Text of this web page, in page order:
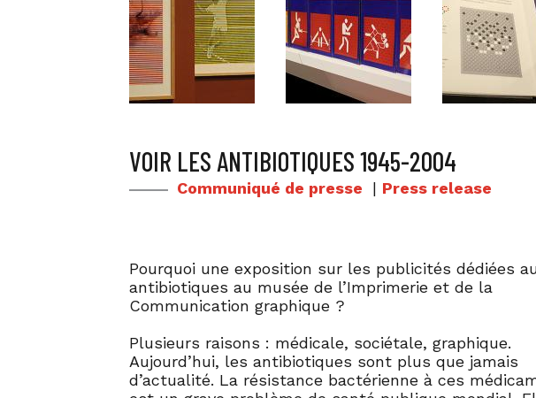
VOIR LES ANTIBIOTIQUES 1945-2004
Communiqué de presse | Press release
Pourquoi une exposition sur les publicités dédiées
antibiotiques au musée de l’Imprimerie et de la
Communication graphique ?
Plusieurs raisons : médicale, sociétale, graphique.
Aujourd’hui, les antibiotiques sont plus que jamais
d’actualité. La résistance bactérienne à ces